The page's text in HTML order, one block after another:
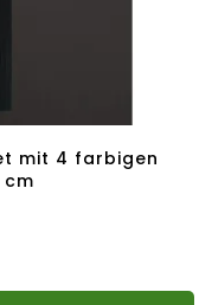
mit 4 farbigen
cm